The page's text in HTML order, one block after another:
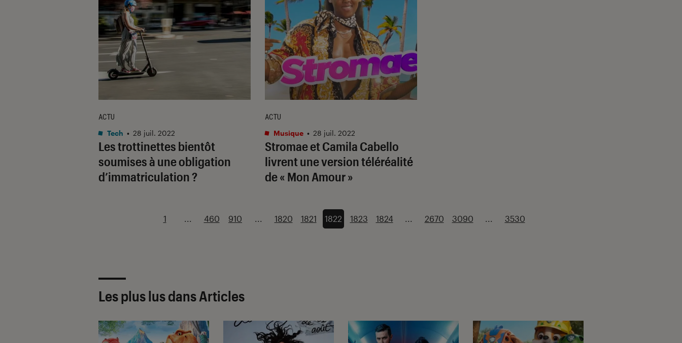
Les trottinettes bientôt
soumises à une obligation
d’immatriculation ?
ACTU
Tech • 28 juil. 2022
Stromae et Camila Cabello
livrent une version téléréalité
de « Mon Amour »
ACTU
Musique • 28 juil. 2022
1 ... 460 910 ... 1820 1821 1822 1823 1824 ... 2670 3090 ... 3530
Les plus lus dans Articles